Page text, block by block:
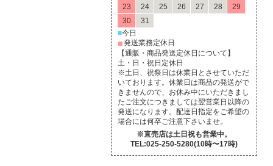
23
24 25 26 27 28
29
30
31
■今日
■発送業務定休日
【通販・商品発送定休日について】
土・日・祝日定休日
※土日、祝祭日は休業日とさせていただ
いております。休業日は商品の発送がで
きませんので、お休み中にいただきまし
たご注文につきましては翌営業日以降の
発送になります。配達日指定をご希望の
場合には何卒ご注意下さいませ。
※直売店は土日祝も営業中。
TEL:025-250-5280(10時〜17時)